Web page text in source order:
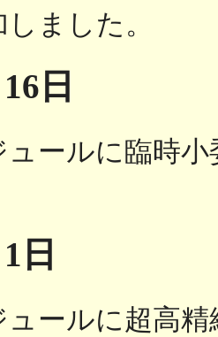
ました。
日
ールに臨時
日
ールに超高